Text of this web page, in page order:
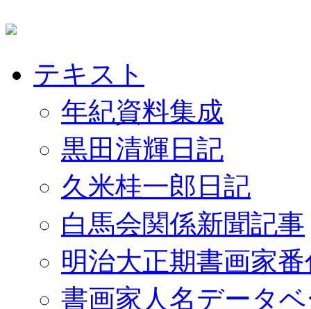
テキスト
年紀資料集成
黒田清輝日記
久米桂一郎日記
白馬会関係新聞記事
明治大正期書画家
書画家人名データ